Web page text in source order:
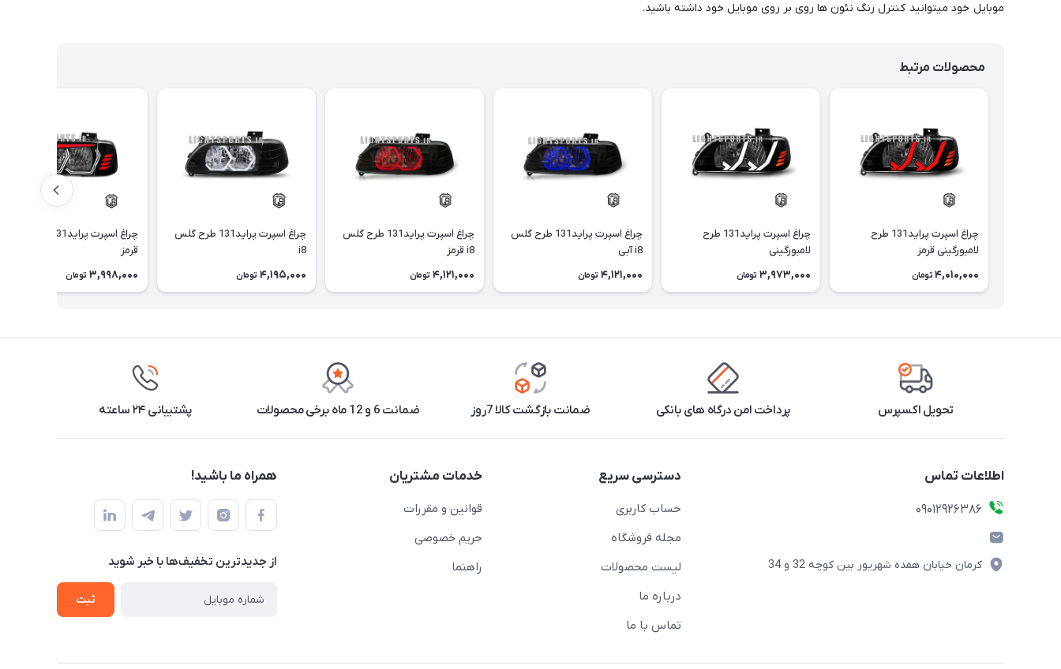
موبایل خود میتوانید کنترل رنگ نئون ها روی بر روی موبایل خود داشته باشید.
محصولات مرتبط
چراغ اسپرت پراید131 طرح
لامبورگینی قرمز
4,010,000 تومان
چراغ اسپرت پراید131 طرح
لامبورگینی
3,973,000 تومان
چراغ اسپرت پراید131 طرح گلس
i8 آبی
4,121,000 تومان
چراغ اسپرت پراید131 طرح گلس
i8 قرمز
4,121,000 تومان
چراغ اسپرت پراید131 طرح گلس
i8
4,195,000 تومان
قرمز
3,998,000 تومان
تحویل اکسپرس پرداخت امن درگاه های بانکی ضمانت بازگشت کالا 7روز ضمانت 6 و 12 ماه برخی محصولات پشتیبانی ۲۴ ساعته
اطلاعات تماس
09012926386
کرمان خیابان هفده شهریور بین کوچه 32 و 34
دسترسی سریع
حساب کاربری
مجله فروشگاه
لیست محصولات
درباره ما
تماس با ما
خدمات مشتریان
قوانین و مقررات
حریم خصوصی
راهنما
همراه ما باشید!
از جدید‌ترین تخفیف‌ها با‌ خبر شوید
ثبت